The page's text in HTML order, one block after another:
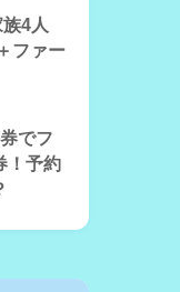
4人
ファー
でフ
！予約